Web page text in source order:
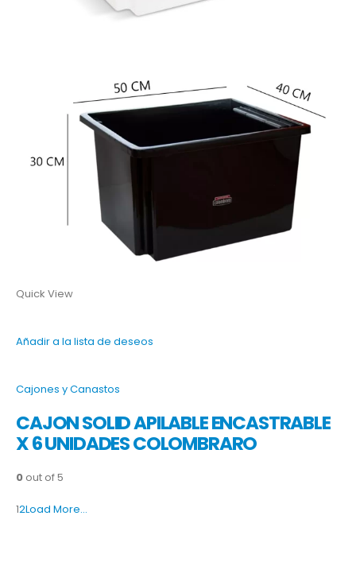
Quick View
Añadir a la lista de deseos
Cajones y Canastos
CAJON SOLID APILABLE ENCASTRABLE
X 6 UNIDADES COLOMBRARO
0 out of 5
12Load More…